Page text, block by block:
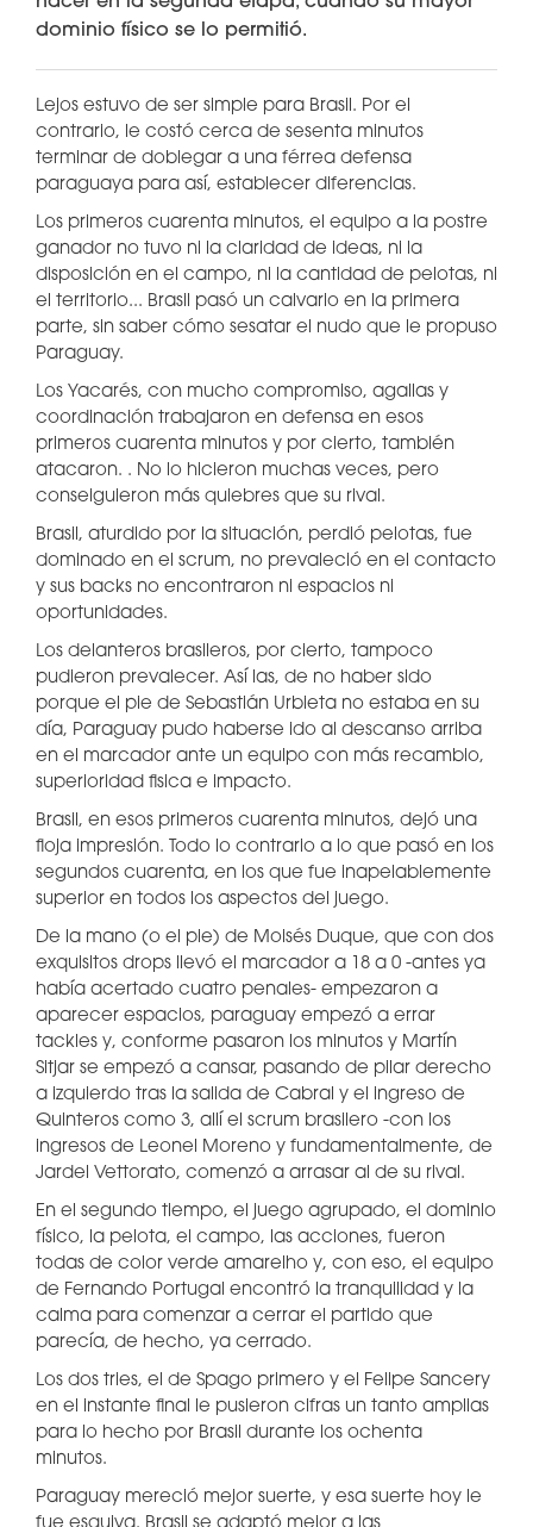
dominio físico se lo permitió.
Lejos estuvo de ser simple para Brasil. Por el
contrario, le costó cerca de sesenta minutos
terminar de doblegar a una férrea defensa
paraguaya para así, establecer diferencias.
Los primeros cuarenta minutos, el equipo a la postre
ganador no tuvo ni la claridad de ideas, ni la
disposición en el campo, ni la cantidad de pelotas, ni
el territorio... Brasil pasó un calvario en la primera
parte, sin saber cómo sesatar el nudo que le propuso
Paraguay.
Los Yacarés, con mucho compromiso, agallas y
coordinación trabajaron en defensa en esos
primeros cuarenta minutos y por cierto, también
atacaron. . No lo hicieron muchas veces, pero
conseiguieron más quiebres que su rival.
Brasil, aturdido por la situación, perdió pelotas, fue
dominado en el scrum, no prevaleció en el contacto
y sus backs no encontraron ni espacios ni
oportunidades.
Los delanteros brasileros, por cierto, tampoco
pudieron prevalecer. Así las, de no haber sido
porque el pie de Sebastián Urbieta no estaba en su
día, Paraguay pudo haberse ido al descanso arriba
en el marcador ante un equipo con más recambio,
superioridad fisica e impacto.
Brasil, en esos primeros cuarenta minutos, dejó una
floja impresión. Todo lo contrario a lo que pasó en los
segundos cuarenta, en los que fue inapelablemente
superior en todos los aspectos del juego.
De la mano (o el pie) de Moisés Duque, que con dos
exquisitos drops llevó el marcador a 18 a 0 -antes ya
había acertado cuatro penales- empezaron a
aparecer espacios, paraguay empezó a errar
tackles y, conforme pasaron los minutos y Martín
Sitjar se empezó a cansar, pasando de pilar derecho
a izquierdo tras la salida de Cabral y el ingreso de
Quinteros como 3, allí el scrum brasilero -con los
ingresos de Leonel Moreno y fundamentalmente, de
Jardel Vettorato, comenzó a arrasar al de su rival.
En el segundo tiempo, el juego agrupado, el dominio
físico, la pelota, el campo, las acciones, fueron
todas de color verde amarelho y, con eso, el equipo
de Fernando Portugal encontró la tranquilidad y la
calma para comenzar a cerrar el partido que
parecía, de hecho, ya cerrado.
Los dos tries, el de Spago primero y el Felipe Sancery
en el instante final le pusieron cifras un tanto amplias
para lo hecho por Brasil durante los ochenta
minutos.
Paraguay mereció mejor suerte, y esa suerte hoy le